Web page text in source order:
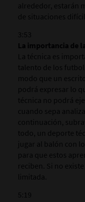
alrededor, estarán
de situaciones
3:53
La importancia de
La técnica es
talento de los
modo que un
podrá expresar lo
técnica no podrá
cuando sepa
continuación,
todo, un deporte
jugar al balón con
para que estos
reciben. Si no
limitada.
5:19